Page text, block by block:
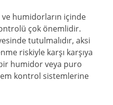
humidorların içinde
çok önemlidir.
tutulmalıdır, aksi
riskiyle karşı karşıya
humidor veya puro
kontrol sistemlerine